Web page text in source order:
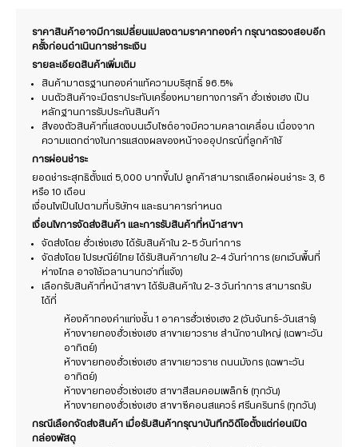
ราคาสินค้าอาจมีการเปลี่ยนแปลงตามราคาทองคำ กรุณาตรวจสอบอีก
ครั้งก่อนดำเนินการชำระเงิน
รายละเอียดสินค้าเพิ่มเติม
สินค้ามาตรฐานทองคำแท้ความบริสุทธิ์ 96.5%
บนตัวสินค้าจะมีตราประทับเครื่องหมายทางการค้า ฮั่วเซ่งเฮง เป็น
หลักฐานการรับประกันสินค้า
สีของตัวสินค้าที่แสดงบนเว็บไซต์อาจมีความคลาดเคลื่อน เนื่องจาก
ความแตกต่างในการแสดงผลของหน้าจออุปกรณ์ที่ลูกค้าใช้
การผ่อนชำระ
ยอดชำระสุทธิตั้งแต่ 5,000 บาทขึ้นไป ลูกค้าสามารถเลือกผ่อนชำระ 3, 6
หรือ 10 เดือน
เงื่อนไขเป็นไปตามที่บริษัทฯ และธนาคารกำหนด
เงื่อนไขการจัดส่งสินค้า และการรับสินค้าที่หน้าสาขา
จัดส่งโดย ฮั่วเซ่งเฮง ได้รับสินค้าใน 2-5 วันทำการ
จัดส่งโดย ไปรษณีย์ไทย ได้รับสินค้าภายใน 2-4 วันทำการ (ยกเว้นพื้นที่
ห่างไกล อาจใช้เวลานานกว่าที่แจ้ง)
เลือกรับสินค้าที่หน้าสาขา ได้รับสินค้าใน 2-3 วันทำการ สามารถรับ
ได้ที่
ห้องค้าทองคำแท่งชั้น 1 อาคารฮั่วเซ่งเฮง 2 (วันจันทร์-วันเสาร์)
ห้างขายทองฮั่วเซ่งเฮง สาขาเยาวราช สำนักงานใหญ่ (เฉพาะวัน
อาทิตย์)
ห้างขายทองฮั่วเซ่งเฮง สาขาเยาวราช ถนนมังกร (เฉพาะวัน
อาทิตย์)
ห้างขายทองฮั่วเซ่งเฮง สาขาสีลมคอมเพล็กซ์ (ทุกวัน)
ห้างขายทองฮั่วเซ่งเฮง สาขาซีคอนสแควร์ ศรีนครินทร์ (ทุกวัน)
กรณีเลือกจัดส่งสินค้า เมื่อรับสินค้ากรุณาบันทึกวิดีโอตั้งแต่ก่อนเปิด
กล่องพัสดุ